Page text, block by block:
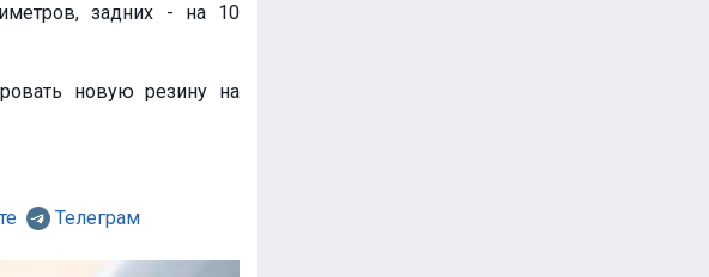
задних - на 10
новую резину на
Телеграм